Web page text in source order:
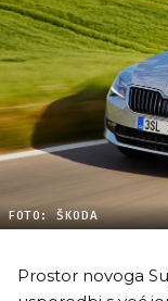
FOTO: ŠKODA
Prostor novoga